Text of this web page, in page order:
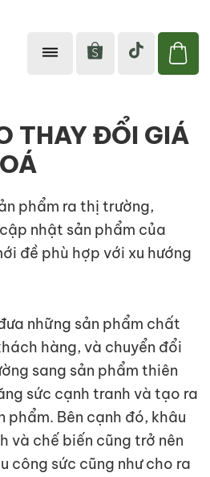
THAY ĐỔI GIÁ
phẩm ra thị trường,
nhật sản phẩm của
đề phù hợp với xu hướng
những sản phẩm chất
hàng, và chuyển đổi
sang sản phẩm thiên
sức cạnh tranh và tạo ra
phẩm. Bên cạnh đó, khâu
và chế biến cũng trở nên
công sức cũng như cho ra